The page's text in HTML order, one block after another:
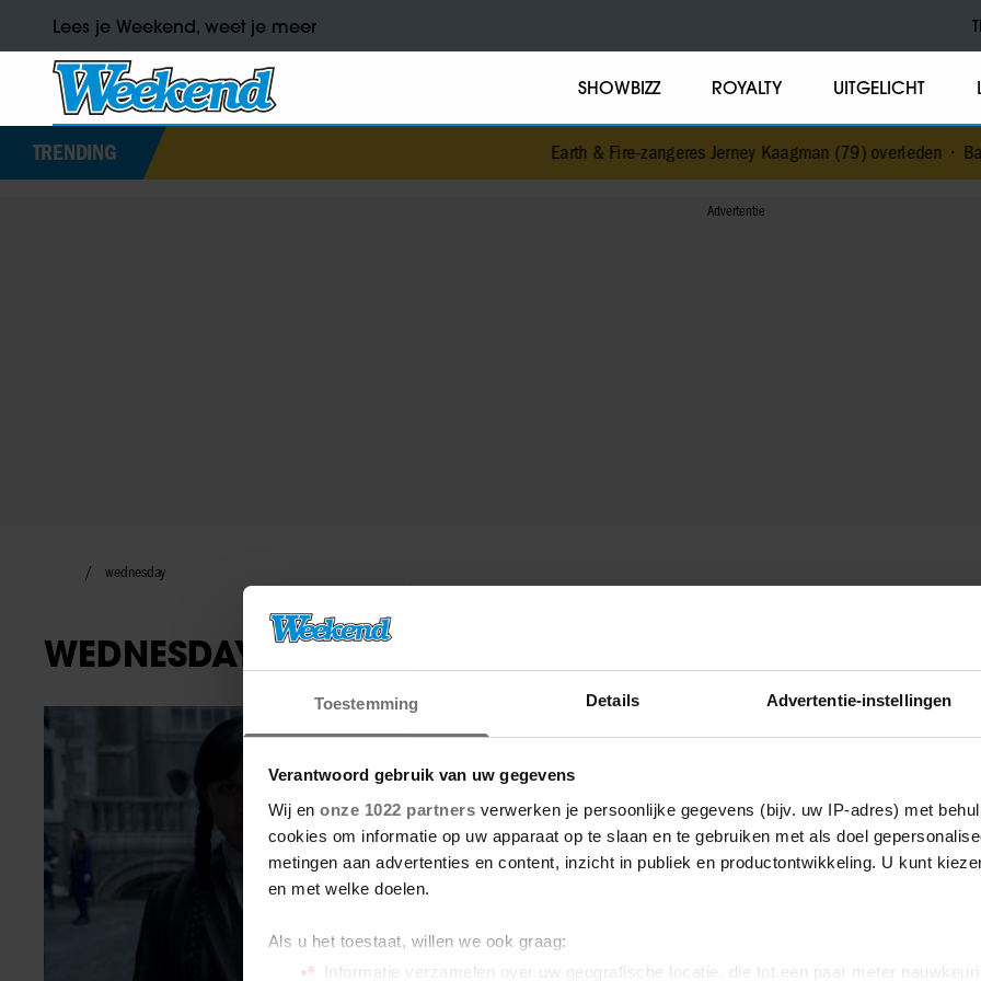
Toestemming Details Advertentie-instellingen
Verantwoord gebruik van uw gegevens
Wij en onze 1022 partners verwerken je persoonlijke gegevens (bijv. uw IP-adres) met
cookies om informatie op uw apparaat op te slaan en te gebruiken met als doel
metingen aan advertenties en content, inzicht in publiek en productontwikkeling. U kunt
en met welke doelen.
Als u het toestaat, willen we ook graag:
Informatie verzamelen over uw geografische locatie, die tot een paar meter
Lees je Weekend, weet je meer
SHOWBIZZ ROYALTY UITGELICHT
TRENDING Earth & Fire-zangeres Jerney Kaagman (79) overleden•
wednesday
WEDNESDAY